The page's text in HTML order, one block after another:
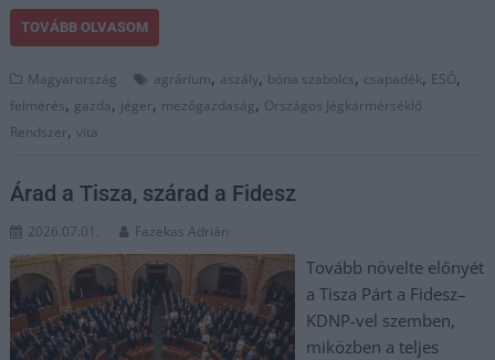
TOVÁBB OLVASOM
Magyarország agrárium, aszály, bóna szabolcs, csapadék, ESŐ,
felmérés, gazda, jéger, mezőgazdaság, Országos Jégkármérséklő
Rendszer,vita
Árad a Tisza, szárad a Fidesz
2026.07.01. Fazekas Adrián
Tovább növelte előnyét
a Tisza Párt a Fidesz–
KDNP-vel szemben,
miközben a teljes